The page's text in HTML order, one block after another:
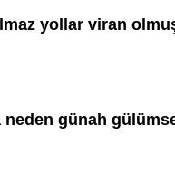
yollar viran
günah